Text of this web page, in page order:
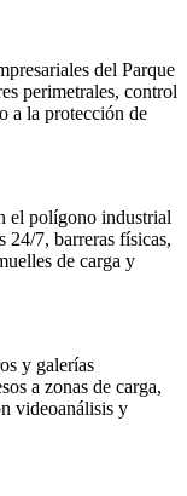
del Parque
perimetrales, control
a la protección de
el polígono industrial
24/7, barreras físicas,
de carga y
y galerías
a zonas de carga,
videoanálisis y